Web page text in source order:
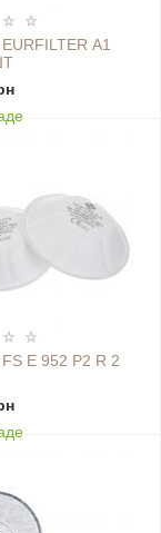
А1
E 952 P2 R 2